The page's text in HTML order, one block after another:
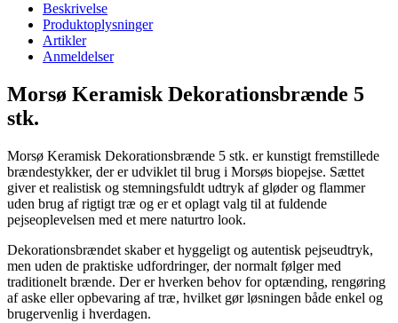
Beskrivelse
Produktoplysninger
Artikler
Anmeldelser
Morsø Keramisk Dekorationsbrænde 5
stk.
Morsø Keramisk Dekorationsbrænde 5 stk. er kunstigt fremstillede
brændestykker, der er udviklet til brug i Morsøs biopejse. Sættet
giver et realistisk og stemningsfuldt udtryk af gløder og flammer
uden brug af rigtigt træ og er et oplagt valg til at fuldende
pejseoplevelsen med et mere naturtro look.
Dekorationsbrændet skaber et hyggeligt og autentisk pejseudtryk,
men uden de praktiske udfordringer, der normalt følger med
traditionelt brænde. Der er hverken behov for optænding, rengøring
af aske eller opbevaring af træ, hvilket gør løsningen både enkel og
brugervenlig i hverdagen.